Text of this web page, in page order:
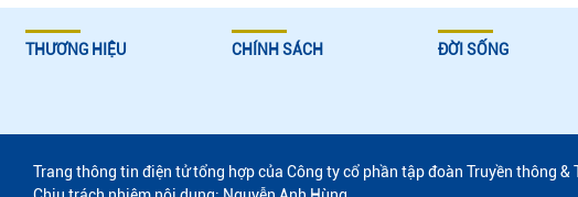
THƯƠNG HIỆU CHÍNH SÁCH ĐỜI SỐNG
Trang thông tin điện tử tổng hợp của Công ty cổ phần tập đoàn Truyền thông &